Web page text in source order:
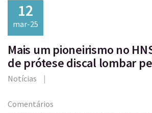
12
mar-25
Mais um pioneirismo no
de prótese discal lombar
Notícias
Comentários